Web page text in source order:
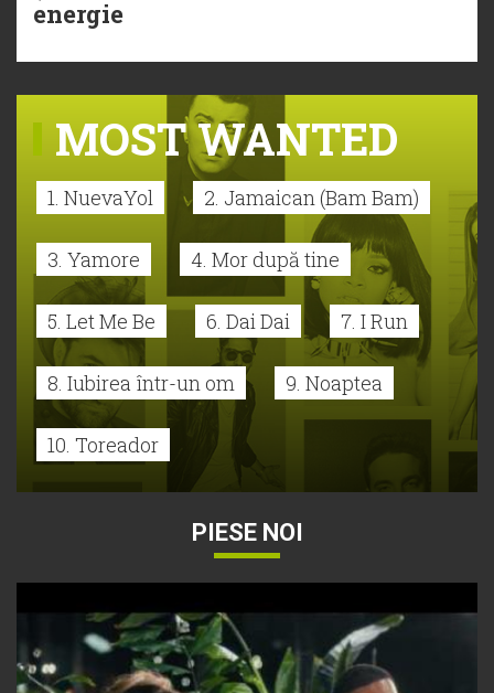
energie
MOST WANTED
1. NuevaYol 2. Jamaican (Bam Bam)
3. Yamore 4. Mor după tine
5. Let Me Be 6. Dai Dai 7. I Run
8. Iubirea într-un om 9. Noaptea
10. Toreador
PIESE NOI